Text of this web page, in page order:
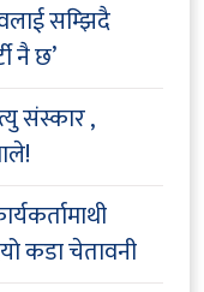
सम्झिदै
नै छ’
संस्कार ,
कडा चेतावनी